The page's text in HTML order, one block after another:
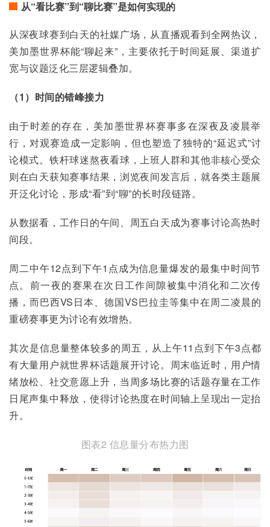
从“看比赛”到“聊比赛”是如何实现的
从深夜球赛到白天的社媒广场，从直播观看到全网热议，
美加墨世界杯能“聊起来”，主要依托于时间延展、渠道扩
宽与议题泛化三层逻辑叠加。
（1）时间的错峰接力
由于时差的存在，美加墨世界杯赛事多在深夜及凌晨举
行，对观赛造成一定影响，但也塑造了独特的“延迟式”讨
论模式。铁杆球迷熬夜看球，上班人群和其他非核心受众
则在白天获知赛事结果，浏览夜间发言后，就各类主题展
开泛化讨论，形成“看”到“聊”的长时段链路。
从数据看，工作日的午间、周五白天成为赛事讨论高热时
间段。
周二中午12点到下午1点成为信息量爆发的最集中时间节
点。前一夜的赛果在次日工作间隙被集中消化和二次传
播，而巴西VS日本、德国VS巴拉圭等集中在周二凌晨的
重磅赛事更为讨论有效增热。
其次是信息量整体较多的周五，从上午11点到下午3点都
有大量用户就世界杯话题展开讨论。周末临近时，用户情
绪放松、社交意愿上升，当周多场比赛的话题存量在工作
日尾声集中释放，使得讨论热度在时间轴上呈现出一定抬
升。
图表2 信息量分布热力图